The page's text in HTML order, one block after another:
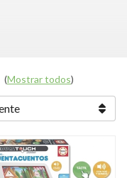
(Mostrar todos)